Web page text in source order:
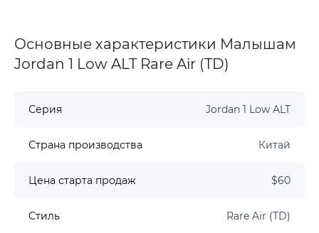
Основные характеристики Малышам
Jordan 1 Low ALT Rare Air (TD)
Серия Jordan 1 Low ALT
Страна производства Китай
Цена старта продаж $60
Стиль Rare Air (TD)